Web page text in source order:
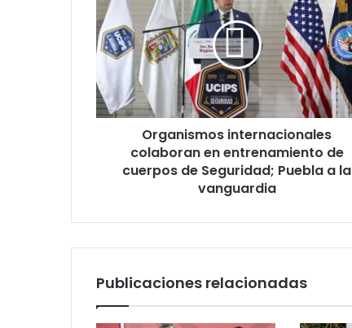
Organismos internacionales
colaboran en entrenamiento de
cuerpos de Seguridad; Puebla a la
vanguardia
Publicaciones relacionadas